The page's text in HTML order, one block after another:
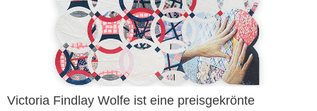
Victoria Findlay Wolfe ist eine preisgekrönte